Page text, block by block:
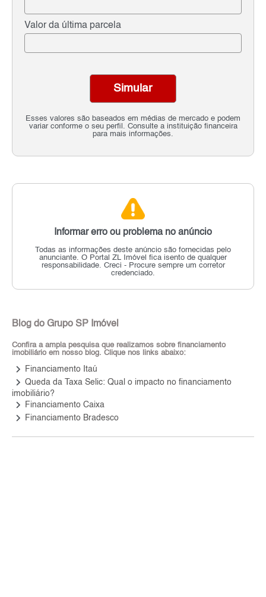
Valor da última parcela
Esses valores são baseados em médias de mercado e podem
variar conforme o seu perfil. Consulte a instituição financeira
para mais informações.
Simular
Informar erro ou problema no anúncio
Todas as informações deste anúncio são fornecidas pelo
anunciante. O Portal ZL Imóvel fica isento de qualquer
responsabilidade. Creci - Procure sempre um corretor
credenciado.
Blog do Grupo SP Imóvel
Confira a ampla pesquisa que realizamos sobre financiamento
imobiliário em nosso blog. Clique nos links abaixo:
keyboard_arrow_right Financiamento Itaú
keyboard_arrow_right Queda da Taxa Selic: Qual o impacto no financiamento
imobiliário?
keyboard_arrow_right Financiamento Caixa
keyboard_arrow_right Financiamento Bradesco